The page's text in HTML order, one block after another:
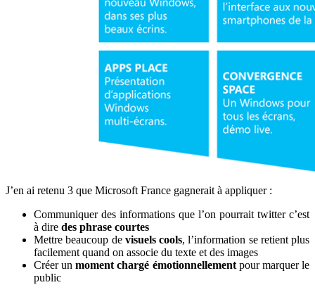
J’en ai retenu 3 que Microsoft France gagnerait à appliquer :
Communiquer des informations que l’on pourrait twitter c’est
à dire des phrase courtes
Mettre beaucoup de visuels cools, l’information se retient plus
facilement quand on associe du texte et des images
Créer unmoment chargé émotionnellementpour marquer le
public